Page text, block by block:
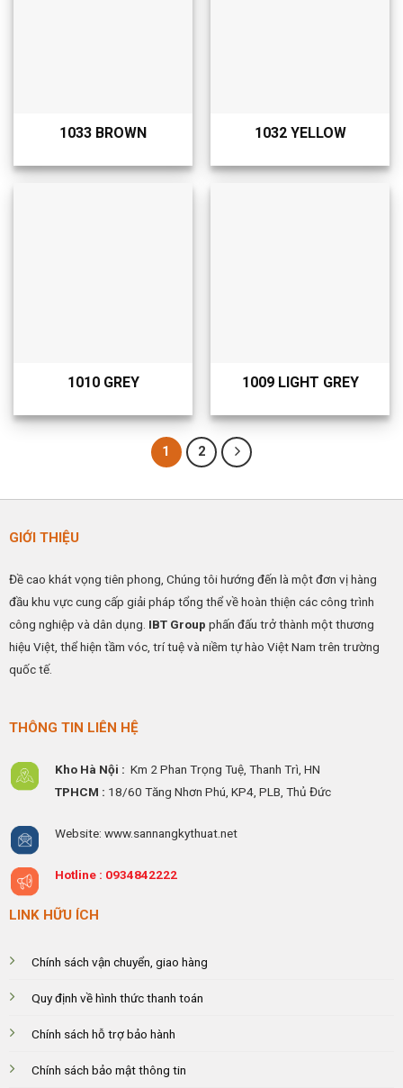
1033 BROWN 1032 YELLOW
1010 GREY 1009 LIGHT GREY
1 2
GIỚI THIỆU
Đề cao khát vọng tiên phong, Chúng tôi hướng đến là một đơn vị hàng
đầu khu vực cung cấp giải pháp tổng thể về hoàn thiện các công trình
công nghiệp và dân dụng. IBT Group phấn đấu trở thành một thương
hiệu Việt, thể hiện tầm vóc, trí tuệ và niềm tự hào Việt Nam trên trường
quốc tế.
THÔNG TIN LIÊN HỆ
Kho Hà Nội : Km 2 Phan Trọng Tuệ, Thanh Trì, HN
TPHCM : 18/60 Tăng Nhơn Phú, KP4, PLB, Thủ Đức
Website: www.sannangkythuat.net
Hotline : 0934842222
LINK HỮU ÍCH
Chính sách vận chuyển, giao hàng
Quy định về hình thức thanh toán
Chính sách hỗ trợ bảo hành
Chính sách bảo mật thông tin